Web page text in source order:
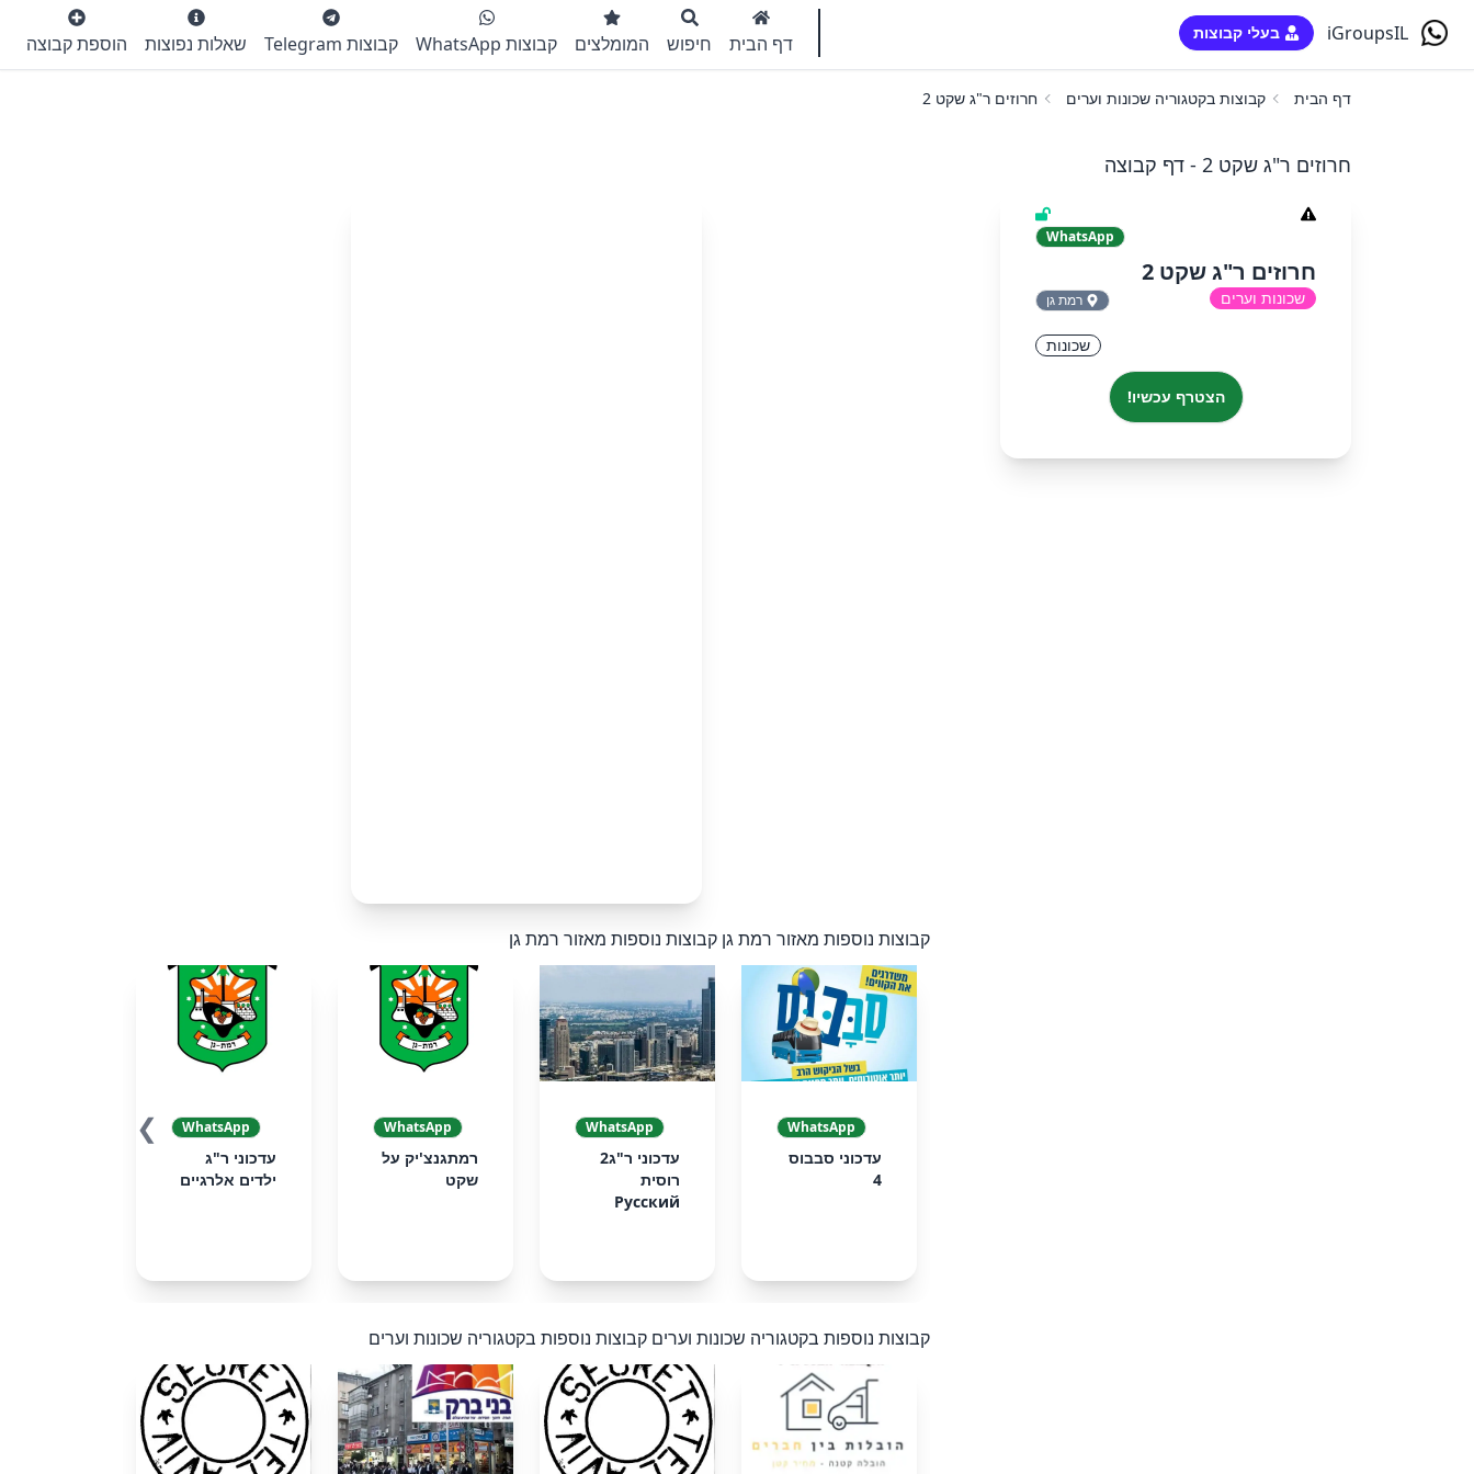
iGroupsIL בעלי קבוצות דף הבית חיפוש המומלצים קבוצות WhatsApp קבוצות Telegram שאלות נפוצות הוספת קבוצה
דף הבית קבוצות בקטגוריה שכונות וערים חרוזים ר"ג שקט 2
חרוזים ר"ג שקט 2 - דף קבוצה
WhatsApp
חרוזים ר"ג שקט 2
שכונות וערים רמת גן
שכונות
הצטרף עכשיו!
קבוצות נוספות מאזור רמת גן קבוצות נוספות מאזור רמת גן
WhatsApp
עדכוני סבבוס
4
WhatsApp
עדכוני ר"ג2
רוסית
Русский
WhatsApp
רמתגנצ'יק על
שקט
WhatsApp
עדכוני ר"ג
ילדים אלרגיים
❯
קבוצות נוספות בקטגוריה שכונות וערים קבוצות נוספות בקטגוריה שכונות וערים